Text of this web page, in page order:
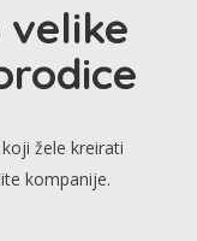
velike
žele kreirati
kompanije.